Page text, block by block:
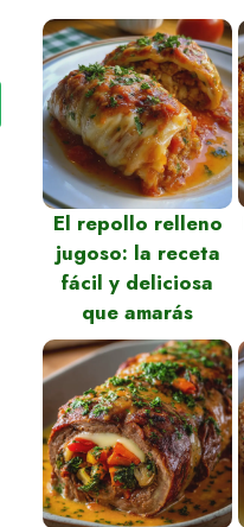
El repollo relleno
jugoso: la receta
fácil y deliciosa
que amarás